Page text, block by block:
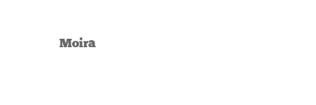
Moira